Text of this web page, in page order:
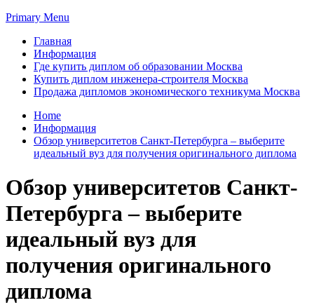
Primary Menu
Главная
Информация
Где купить диплом об образовании Москва
Купить диплом инженера-строителя Москва
Продажа дипломов экономического техникума Москва
Home
Информация
Обзор университетов Санкт-Петербурга – выберите
идеальный вуз для получения оригинального диплома
Обзор университетов Санкт-
Петербурга – выберите
идеальный вуз для
получения оригинального
диплома